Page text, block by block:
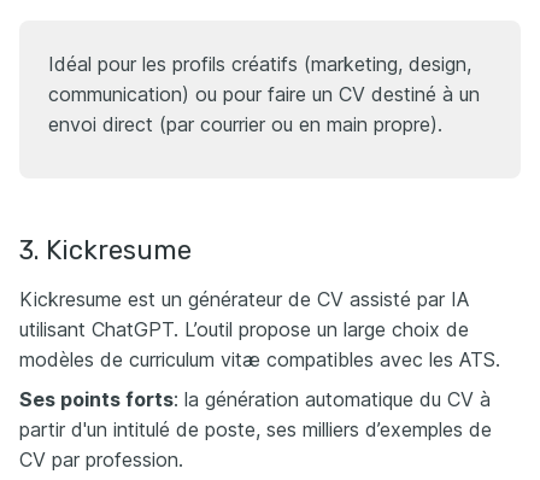
Idéal pour les profils créatifs (marketing, design,
communication) ou pour faire un CV destiné à un
envoi direct (par courrier ou en main propre).
3. Kickresume
Kickresume est un générateur de CV assisté par IA
utilisant ChatGPT. L’outil propose un large choix de
modèles de curriculum vitæ compatibles avec les ATS.
Ses points forts: la génération automatique du CV à
partir d'un intitulé de poste, ses milliers d’exemples de
CV par profession.​